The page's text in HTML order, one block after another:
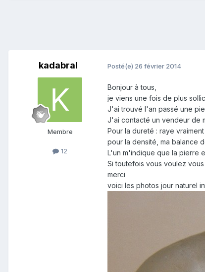
kadabral
Membre
12
Posté(e) 26 février 2014
Bonjour à tous,
je viens une fois de plus
J'ai trouvé l'an passé une
J'ai contacté un vendeur de
Pour la dureté : raye
pour la densité, ma balance
L'un m'indique que la pierre
Si toutefois vous voulez
merci
voici les photos jour naturel